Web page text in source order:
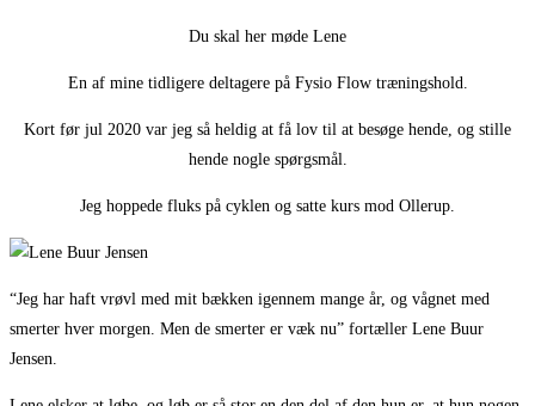
Du skal her møde Lene
En af mine tidligere deltagere på Fysio Flow træningshold.
Kort før jul 2020 var jeg så heldig at få lov til at besøge hende, og stille
hende nogle spørgsmål.
Jeg hoppede fluks på cyklen og satte kurs mod Ollerup.
“Jeg har haft vrøvl med mit bækken igennem mange år, og vågnet med
smerter hver morgen. Men de smerter er væk nu” fortæller Lene Buur
Jensen.